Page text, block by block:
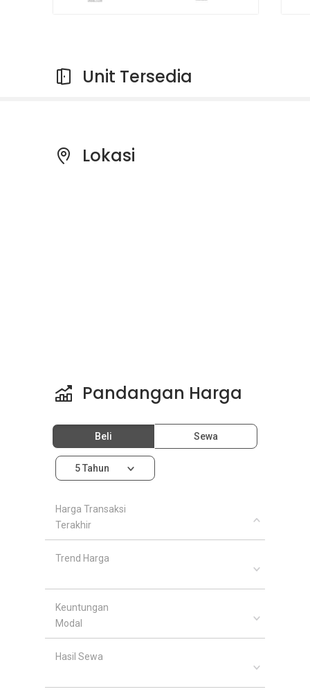
Unit Tersedia
Lokasi
Pandangan Harga
Beli Sewa
5 Tahun
Harga Transaksi
Terakhir
Trend Harga
Keuntungan
Modal
Hasil Sewa